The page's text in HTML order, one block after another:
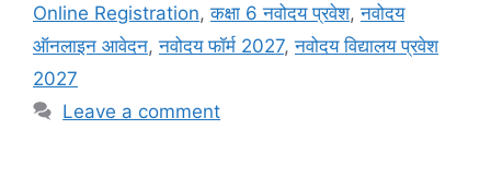
Online Registration,कक्षा 6 नवोदय प्रवेश,नवोदय
ऑनलाइन आवेदन,नवोदय फॉर्म 2027,नवोदय विद्यालय प्रवेश
2027
Leave a comment